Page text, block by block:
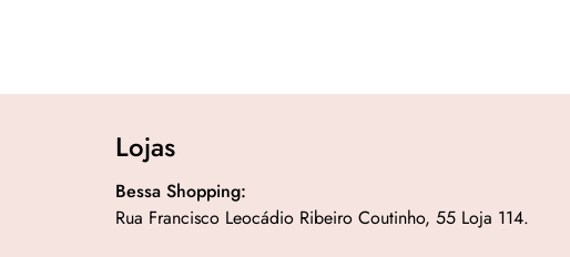
Lojas
Bessa Shopping:
Rua Francisco Leocádio Ribeiro Coutinho, 55 Loja 114.